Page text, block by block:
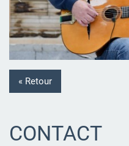
« Retour
CONTACT